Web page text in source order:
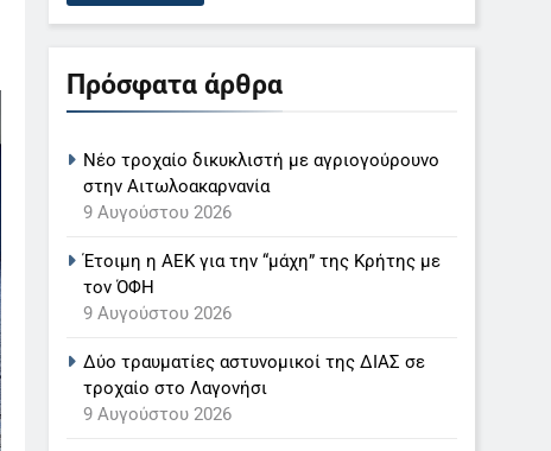
Πρόσφατα άρθρα
Νέο τροχαίο δικυκλιστή με αγριογούρουνο
στην Αιτωλοακαρνανία
9 Αυγούστου 2026
Έτοιμη η ΑΕΚ για την “μάχη” της Κρήτης με
τον ΌΦΗ
9 Αυγούστου 2026
Δύο τραυματίες αστυνομικοί της ΔΙΑΣ σε
τροχαίο στο Λαγονήσι
9 Αυγούστου 2026